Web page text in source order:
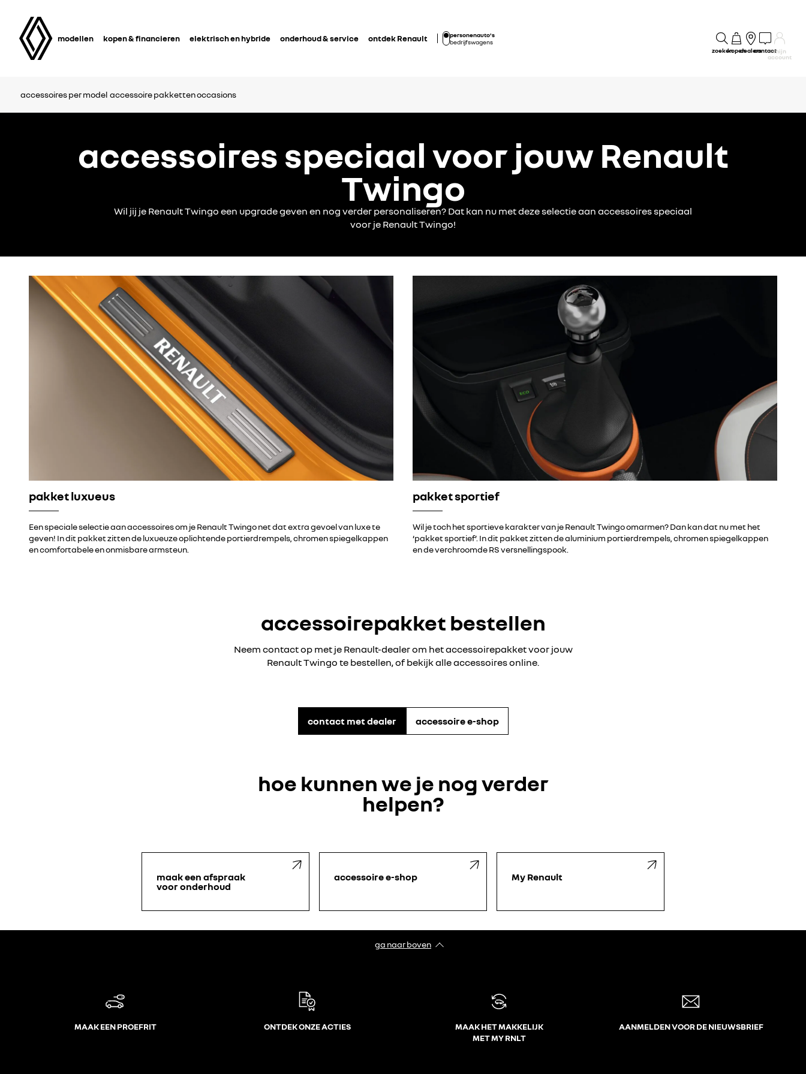
modellen kopen & financieren elektrisch en hybride onderhoud & service ontdek Renault
personenauto's
bedrijfswagens
zoekenkopendealerscontactmijn
account
accessoires per model accessoire pakketten occasions
accessoires speciaal voor jouw Renault
Twingo
Wil jij je Renault Twingo een upgrade geven en nog verder personaliseren? Dat kan nu met deze selectie aan accessoires speciaal
voor je Renault Twingo!
pakket luxueus
Een speciale selectie aan accessoires om je Renault Twingo net dat extra gevoel van luxe te
geven! In dit pakket zitten de luxueuze oplichtende portierdrempels, chromen spiegelkappen
en comfortabele en onmisbare armsteun.
pakket sportief
Wil je toch het sportieve karakter van je Renault Twingo omarmen? Dan kan dat nu met het
‘pakket sportief’. In dit pakket zitten de aluminium portierdrempels, chromen spiegelkappen
en de verchroomde RS versnellingspook.
accessoirepakket bestellen
Neem contact op met je Renault-dealer om het accessoirepakket voor jouw
Renault Twingo te bestellen, of bekijk alle accessoires online.
contact met dealer accessoire e-shop
hoe kunnen we je nog verder
helpen?
maak een afspraak
voor onderhoud
accessoire e-shop My Renault
ga naar boven
MAAK EEN PROEFRIT ONTDEK ONZE ACTIES
MAAK HET MAKKELIJK
MET MY RNLT
AANMELDEN VOOR DE NIEUWSBRIEF